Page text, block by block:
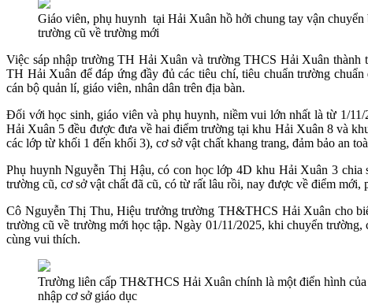
Giáo viên, phụ huynh tại Hải Xuân hồ hởi chung tay vận chuyển
trường cũ về trường mới
Việc sáp nhập trường TH Hải Xuân và trường THCS Hải Xuân
TH Hải Xuân để đáp ứng đầy đủ các tiêu chí, tiêu chuẩn trường
cán bộ quản lí, giáo viên, nhân dân trên địa bàn.
Đối với học sinh, giáo viên và phụ huynh, niềm vui lớn nhất là từ 1/
Hải Xuân 5 đều được đưa về hai điểm trường tại khu Hải Xuân 8 và
các lớp từ khối 1 đến khối 3), cơ sở vật chất khang trang, đảm bảo an
Phụ huynh Nguyễn Thị Hậu, có con học lớp 4D khu Hải Xuân 3
trường cũ, cơ sở vật chất đã cũ, có từ rất lâu rồi, nay được về điểm mới,
Cô Nguyễn Thị Thu, Hiệu trưởng trường TH&THCS Hải Xuân cho
trường cũ về trường mới học tập. Ngày 01/11/2025, khi chuyển
cùng vui thích.
Trường liên cấp TH&THCS Hải Xuân chính là một điển hình
nhập cơ sở giáo dục